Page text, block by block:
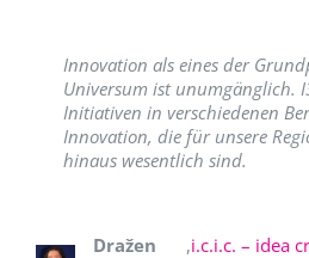
Innovation als eines der
Universum ist unumgänglich.
Initiativen in verschiedenen
Innovation, die für unsere
hinaus wesentlich sind.
Dražen
,i.c.i.c. – idea